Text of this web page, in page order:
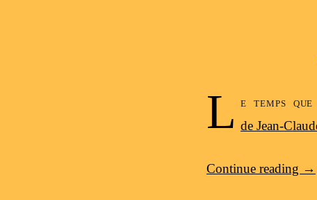
L e temps
de Jean-
Continue reading →